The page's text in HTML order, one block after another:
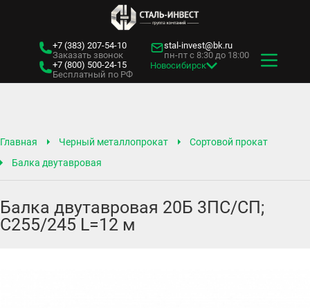
+7 (383) 207-54-10
Заказать звонок
+7 (800) 500-24-15
Бесплатный по РФ
stal-invest@bk.ru
пн-пт с 8:30 до 18:00
Новосибирск
Главная Черный металлопрокат
Сортовой прокат
Балка двутавровая
Балка двутавровая 20Б 3ПС/СП;
С255/245 L=12 м